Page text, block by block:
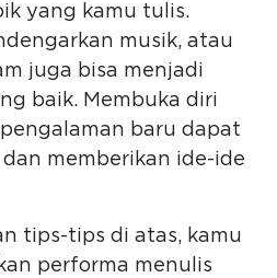
yang kamu tulis.
musik, atau
juga bisa menjadi
baik. Membuka diri
baru dapat
memberikan ide-ide
tips-tips di atas, kamu
performa menulis